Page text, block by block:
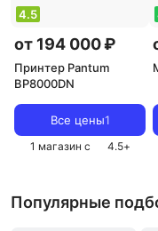
4.5
от 194 000 ₽
Принтер Pantum
BP8000DN
Все цены1
1 магазин с 4.5+
Популярные